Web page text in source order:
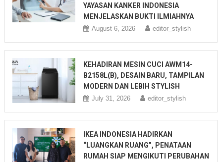
YAYASAN KANKER INDONESIA
MENJELASKAN BUKTI ILMIAHNYA
August 6, 2026 editor_stylish
KEHADIRAN MESIN CUCI AWM14-
B2158L(B), DESAIN BARU, TAMPILAN
MODERN DAN LEBIH STYLISH
July 31, 2026 editor_stylish
IKEA INDONESIA HADIRKAN
“LUANGKAN RUANG”, PENATAAN
RUMAH SIAP MENGIKUTI PERUBAHAN